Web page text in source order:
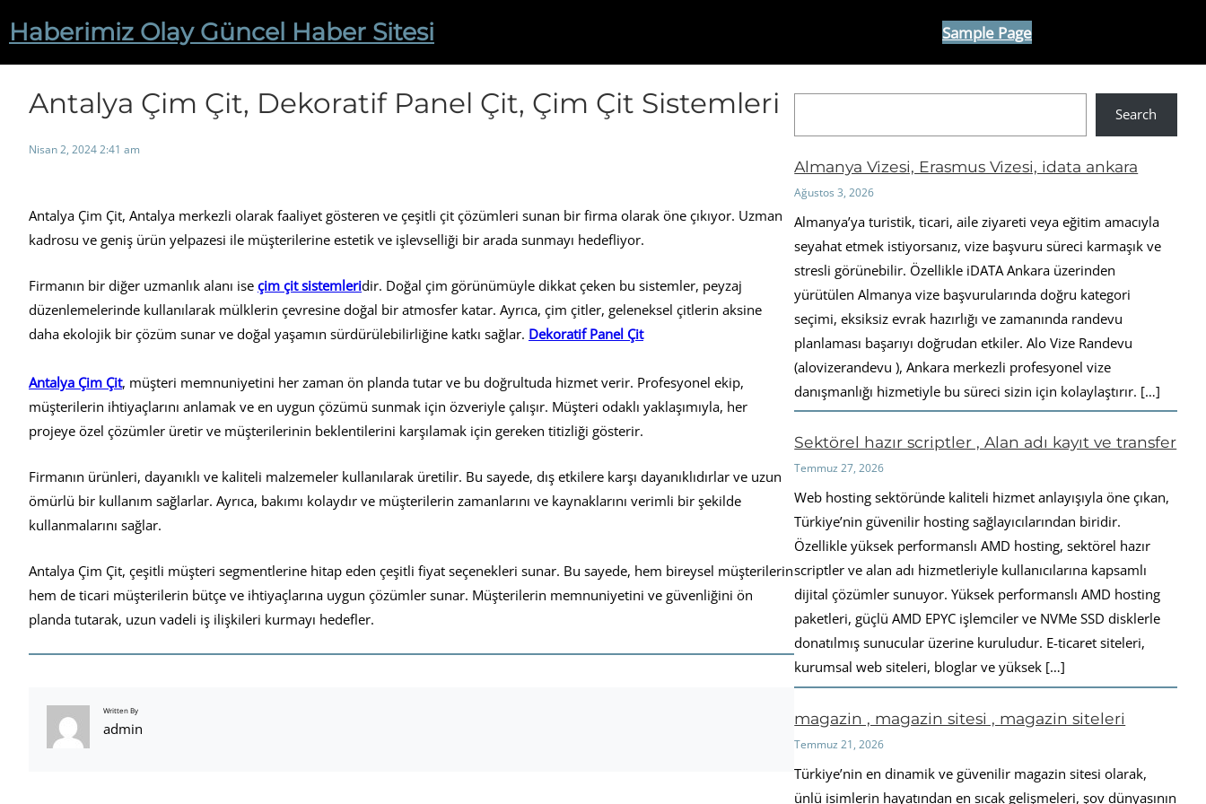
geçHaberimiz Olay Güncel Haber Sitesi Sample Page
Antalya Çim Çit, Dekoratif Panel Çit, Çim Çit Sistemleri
Nisan 2, 2024 2:41 am
Antalya Çim Çit, Antalya merkezli olarak faaliyet gösteren ve çeşitli çit çözümleri sunan bir firma olarak öne çıkıyor. Uzman
kadrosu ve geniş ürün yelpazesi ile müşterilerine estetik ve işlevselliği bir arada sunmayı hedefliyor.
Firmanın bir diğer uzmanlık alanı iseçim çit sistemleridir. Doğal çim görünümüyle dikkat çeken bu sistemler, peyzaj
düzenlemelerinde kullanılarak mülklerin çevresine doğal bir atmosfer katar. Ayrıca, çim çitler, geleneksel çitlerin aksine
daha ekolojik bir çözüm sunar ve doğal yaşamın sürdürülebilirliğine katkı sağlar. Dekoratif Panel Çit
Antalya Çim Çit, müşteri memnuniyetini her zaman ön planda tutar ve bu doğrultuda hizmet verir. Profesyonel ekip,
müşterilerin ihtiyaçlarını anlamak ve en uygun çözümü sunmak için özveriyle çalışır. Müşteri odaklı yaklaşımıyla, her
projeye özel çözümler üretir ve müşterilerinin beklentilerini karşılamak için gereken titizliği gösterir.
Firmanın ürünleri, dayanıklı ve kaliteli malzemeler kullanılarak üretilir. Bu sayede, dış etkilere karşı dayanıklıdırlar ve uzun
ömürlü bir kullanım sağlarlar. Ayrıca, bakımı kolaydır ve müşterilerin zamanlarını ve kaynaklarını verimli bir şekilde
kullanmalarını sağlar.
Antalya Çim Çit, çeşitli müşteri segmentlerine hitap eden çeşitli fiyat seçenekleri sunar. Bu sayede, hem bireysel müşterilerin
hem de ticari müşterilerin bütçe ve ihtiyaçlarına uygun çözümler sunar. Müşterilerin memnuniyetini ve güvenliğini ön
planda tutarak, uzun vadeli iş ilişkileri kurmayı hedefler.
Written By
admin
Search
Almanya Vizesi, Erasmus Vizesi, idata ankara
Ağustos 3, 2026
Almanya’ya turistik, ticari, aile ziyareti veya eğitim amacıyla
seyahat etmek istiyorsanız, vize başvuru süreci karmaşık ve
stresli görünebilir. Özellikle iDATA Ankara üzerinden
yürütülen Almanya vize başvurularında doğru kategori
seçimi, eksiksiz evrak hazırlığı ve zamanında randevu
planlaması başarıyı doğrudan etkiler. Alo Vize Randevu
(alovizerandevu ), Ankara merkezli profesyonel vize
danışmanlığı hizmetiyle bu süreci sizin için kolaylaştırır. […]
Sektörel hazır scriptler , Alan adı kayıt ve transfer
Temmuz 27, 2026
Web hosting sektöründe kaliteli hizmet anlayışıyla öne çıkan,
Türkiye’nin güvenilir hosting sağlayıcılarından biridir.
Özellikle yüksek performanslı AMD hosting, sektörel hazır
scriptler ve alan adı hizmetleriyle kullanıcılarına kapsamlı
dijital çözümler sunuyor. Yüksek performanslı AMD hosting
paketleri, güçlü AMD EPYC işlemciler ve NVMe SSD disklerle
donatılmış sunucular üzerine kuruludur. E-ticaret siteleri,
kurumsal web siteleri, bloglar ve yüksek […]
magazin , magazin sitesi , magazin siteleri
Temmuz 21, 2026
Türkiye’nin en dinamik ve güvenilir magazin sitesi olarak,
ünlü isimlerin hayatından en sıcak gelişmeleri, şov dünyasının